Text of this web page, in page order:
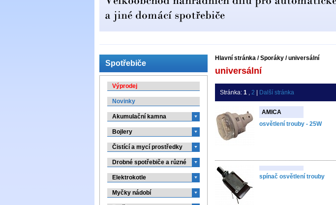
Hlavní stránka /Sporáky /universální
universální
Stránka: 1 , 2 Další stránka
AMICA
osvětlení trouby - 25W
spínač osvětlení trouby
Spotřebiče
Výprodej
Novinky
Akumulační kamna
Bojlery
Čistící a mycí prostředky
Drobné spotřebiče a různé
Elektrokotle
Myčky nádobí